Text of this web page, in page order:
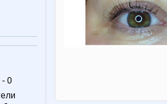
- 0